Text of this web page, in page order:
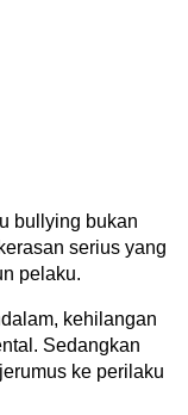
bullying bukan
serius yang
pelaku.
kehilangan
Sedangkan
ke perilaku